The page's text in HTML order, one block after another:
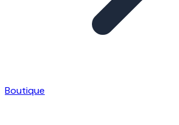
Boutique